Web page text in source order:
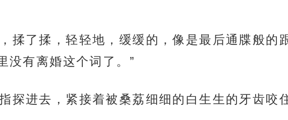
揉了揉，轻轻地，缓缓的，像是最后通牒般的
没有离婚这个词了。”
探进去，紧接着被桑荔细细的白生生的牙齿咬